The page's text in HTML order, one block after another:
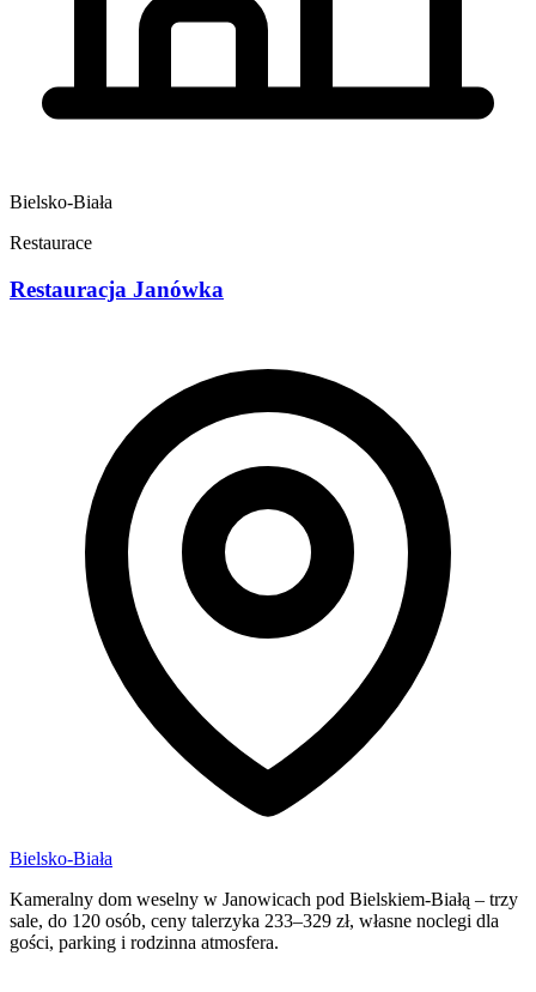
Bielsko-Biała
Restaurace
Restauracja Janówka
Bielsko-Biała
Kameralny dom weselny w Janowicach pod Bielskiem-Białą – trzy
sale, do 120 osób, ceny talerzyka 233–329 zł, własne noclegi dla
gości, parking i rodzinna atmosfera.